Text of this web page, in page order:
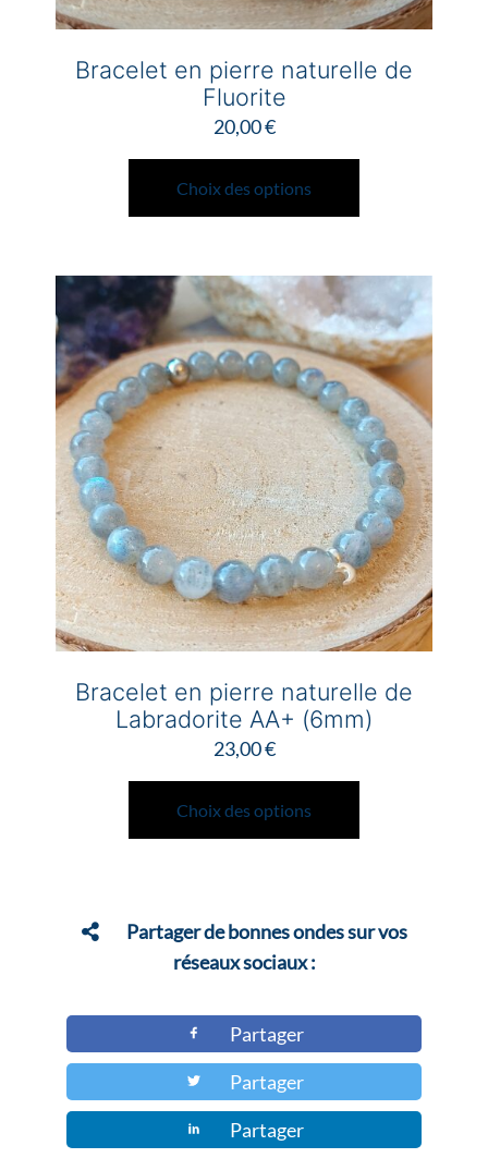
Bracelet en pierre naturelle de
Fluorite
20,00€
Choix des options
Ce
a
variations.
Les
options
peuvent
être
choisies
sur
la
page
du
produit
Bracelet en pierre naturelle de
Labradorite AA+ (6mm)
23,00€
Choix des options
Ce
a
Les
être
choisies
la
page
Partager de bonnes ondes sur vos
réseaux sociaux :
Partager
Partager
Partager